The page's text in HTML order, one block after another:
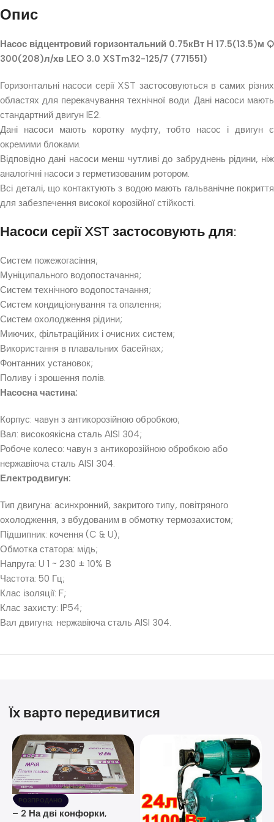
Опис
Насос відцентровий горизонтальний 0.75кВт H 17.5(13.5)м Q
300(208)л/хв LEO 3.0 XSTm32-125/7 (771551)
Горизонтальні насоси серії XST застосовуються в самих різних
областях для перекачування технічної води. Дані насоси мають
стандартний двигун IE2.
Дані насоси мають коротку муфту, тобто насос і двигун є
окремими блоками.
Відповідно дані насоси менш чутливі до забруднень рідини, ніж
аналогічні насоси з герметизованим ротором.
Всі деталі, що контактують з водою мають гальванічне покриття
для забезпечення високої корозійної стійкості.
Насоси серії XST застосовують для:
Систем пожежогасіння;
Муніципального водопостачання;
Систем технічного водопостачання;
Систем кондиціонування та опалення;
Систем охолодження рідини;
Миючих, фільтраційних і очисних систем;
Використання в плавальних басейнах;
Фонтанних установок;
Поливу і зрошення полів.
Насосна частина:
Корпус: чавун з антикорозійною обробкою;
Вал: високоякісна сталь AISI 304;
Робоче колесо: чавун з антикорозійною обробкою або
нержавіюча сталь AISI 304.
Електродвигун:
Тип двигуна: асинхронний, закритого типу, повітряного
охолодження, з вбудованим в обмотку термозахистом;
Підшипник: кочення (C & U);
Обмотка статора: мідь;
Напруга: U 1 ~ 230 ± 10% В
Частота: 50 Гц;
Клас ізоляції: F;
Клас захисту: IP54;
Вал двигуна: нержавіюча сталь AISI 304.
Їх варто передивитися
РОЗПРОДАНО
– 2 На дві конфорки,